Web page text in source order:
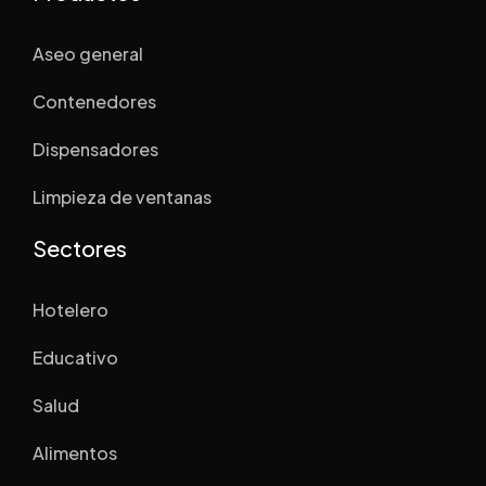
Aseo general
Contenedores
Dispensadores
Limpieza de ventanas
Sectores
Hotelero
Educativo
Salud
Alimentos